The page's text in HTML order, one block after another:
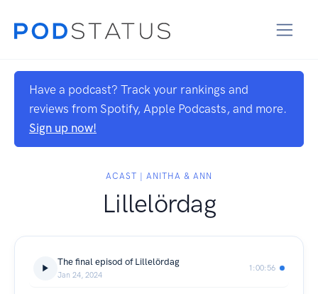
Have a podcast? Track your rankings and
reviews from Spotify, Apple Podcasts, and more.
Sign up now!
ACAST | ANITHA & ANN
Lillelördag
The final episod of Lillelördag
Jan 24, 2024
1:00:56